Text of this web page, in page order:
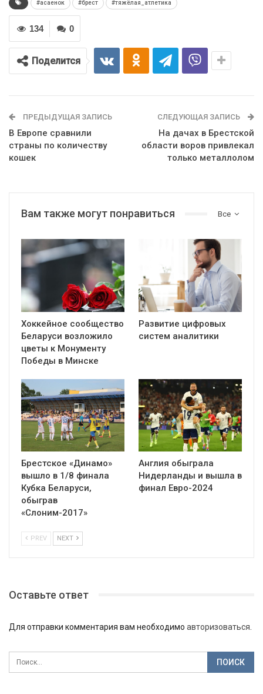
#асаенок #брест #тяжёлая_атлетика
0
134
Поделится
ПРЕДЫДУЩАЯ ЗАПИСЬ
В Европе сравнили
страны по количеству
кошек
СЛЕДУЮЩАЯ ЗАПИСЬ
На дачах в Брестской
области воров привлекал
только металлолом
Все
Вам также могут понравиться
Хоккейное сообщество
Беларуси возложило
цветы к Монументу
Победы в Минске
Развитие цифровых
систем аналитики
Брестское «Динамо»
вышло в 1/8 финала
Кубка Беларуси,
обыграв
«Слоним-2017»
Англия обыграла
Нидерланды и вышла в
финал Евро-2024
PREV NEXT
Оставьте ответ
Для отправки комментария вам необходимо авторизоваться